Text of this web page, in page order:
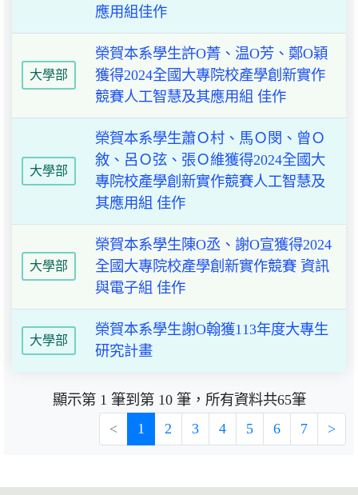
應用組佳作
大學部
榮賀本系學生許O菁、温O芳、鄭O穎
獲得2024全國大專院校產學創新實作
競賽人工智慧及其應用組 佳作
大學部
榮賀本系學生蕭Ｏ村、馬Ｏ閔、曾Ｏ
敘、呂Ｏ弦、張Ｏ維獲得2024全國大
專院校產學創新實作競賽人工智慧及
其應用組 佳作
大學部
榮賀本系學生陳O丞、謝O宣獲得2024
全國大專院校產學創新實作競賽 資訊
與電子組 佳作
大學部
榮賀本系學生謝O翰獲113年度大專生
研究計畫
顯示第 1 筆到第 10 筆，所有資料共65筆
<
1 2 3 4 5 6 7 >